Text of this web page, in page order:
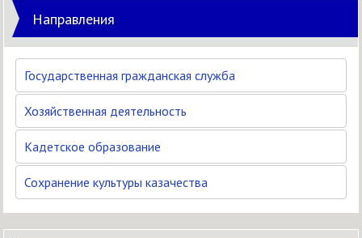
Направления
Государственная гражданская служба
Хозяйственная деятельность
Кадетское образование
Сохранение культуры казачества